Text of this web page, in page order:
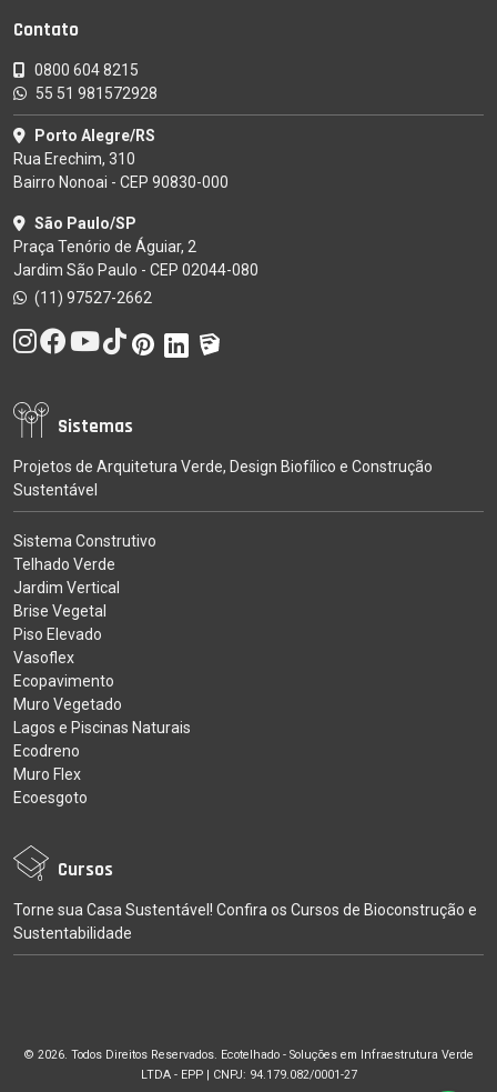
Contato
0800 604 8215
55 51 981572928
Porto Alegre/RS
Rua Erechim, 310
Bairro Nonoai - CEP 90830-000
São Paulo/SP
Praça Tenório de Águiar, 2
Jardim São Paulo - CEP 02044-080
(11) 97527-2662
Sistemas
Projetos de Arquitetura Verde, Design Biofílico e Construção
Sustentável
Sistema Construtivo
Telhado Verde
Jardim Vertical
Brise Vegetal
Piso Elevado
Vasoflex
Ecopavimento
Muro Vegetado
Lagos e Piscinas Naturais
Ecodreno
Muro Flex
Ecoesgoto
Cursos
Torne sua Casa Sustentável! Confira os Cursos de Bioconstrução e
Sustentabilidade
© 2026. Todos Direitos Reservados. Ecotelhado - Soluções em Infraestrutura Verde
LTDA - EPP | CNPJ: 94.179.082/0001-27